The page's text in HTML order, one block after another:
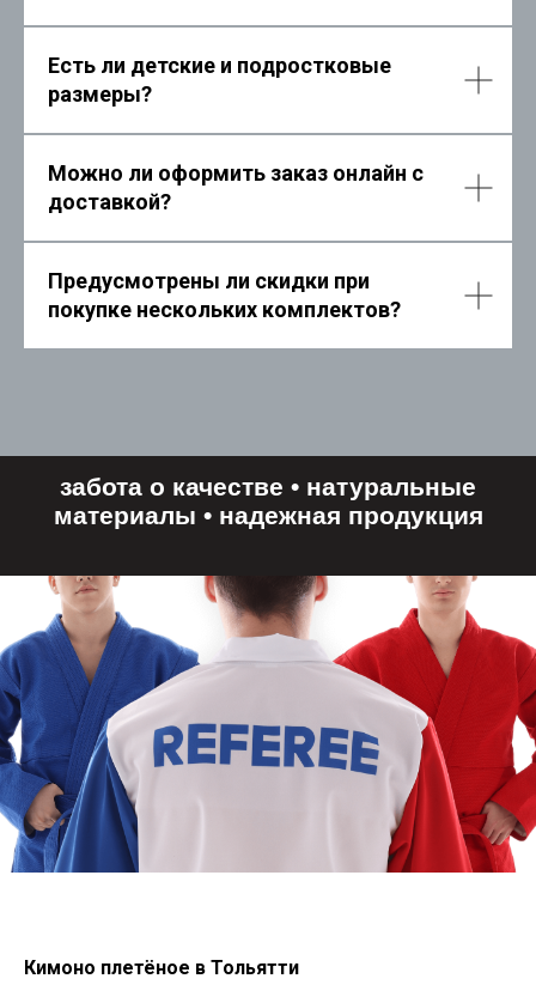
Есть ли детские и подростковые
размеры?
Можно ли оформить заказ онлайн с
доставкой?
Предусмотрены ли скидки при
покупке нескольких комплектов?
Кимоно плетёное в Тольятти
контакты
8 927 313 33 15
t2661000@yandex.ru
WhatsApp